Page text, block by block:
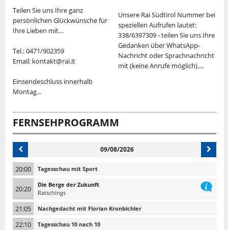
Teilen Sie uns Ihre ganz
persönlichen Glückwünsche für
Ihre Lieben mit…
Tel.: 0471/902359
Email: kontakt@rai.it
Einsendeschluss innerhalb
Montag...
Unsere Rai Südtirol Nummer bei
speziellen Aufrufen lautet:
338/6397309 - teilen Sie uns Ihre
Gedanken über WhatsApp-
Nachricht oder Sprachnachricht
mit (keine Anrufe möglich)....
FERNSEHPROGRAMM
09/08/2026
20:00 Tagesschau mit Sport
20:20
Die Berge der Zukunft
Ratschings
21:05 Nachgedacht mit Florian Kronbichler
22:10 Tagesschau 10 nach 10